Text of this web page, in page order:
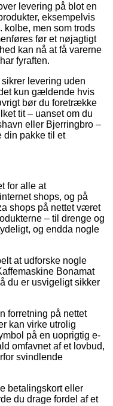
levering på blot en
eksempelvis
kolbe, men som trods
før et nøjagtigt
kan nå at få varerne
fyraften.
levering uden
kun gældende hvis
bør du foretrække
tit – uanset om du
eller Bjerringbro –
din pakke til et
for alle at
shops, og på
shops på nettet været
– til drenge og
og endda nogle
at udforske nogle
Bonamat
du er usvigeligt sikker
forretning på nettet
kan virke utrolig
på en uoprigtig e-
omfavnet af et lovbud,
svindlende
betalingskort eller
du drage fordel af et